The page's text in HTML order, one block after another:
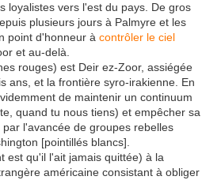
loyalistes vers l'est du pays. De gros
plusieurs jours à Palmyre et les
point d'honneur à contrôler le ciel
et au-delà.
rouges) est Deir ez-Zoor, assiégée
ans, et la frontière syro-irakienne. En
de maintenir un continuum
quand tu nous tiens) et empêcher sa
l'avancée de groupes rebelles
[pointillés blancs].
est qu'il l'ait jamais quittée) à la
américaine consistant à obliger